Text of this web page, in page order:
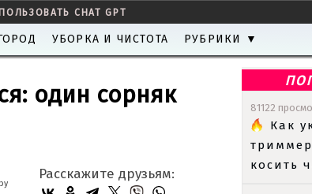
CHAT GPT
УБОРКА И ЧИСТОТА РУБРИКИ ▼
81122
Как
косить
один сорняк
Расскажите друзьям: